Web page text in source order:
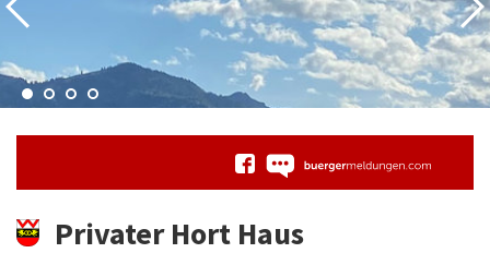
Privater Hort Haus